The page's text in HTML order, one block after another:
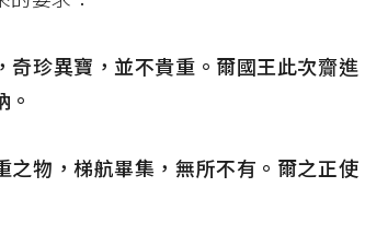
珍異寶，並不貴重。爾國王此次齎進
物，梯航畢集，無所不有。爾之正使